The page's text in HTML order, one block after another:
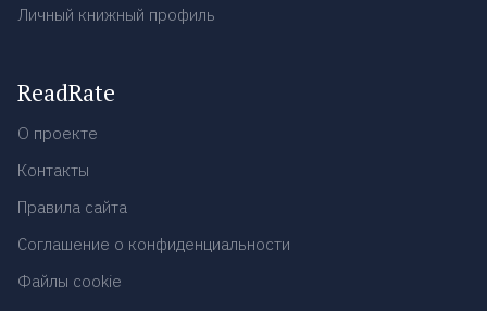
Личный книжный профиль
ReadRate
О проекте
Контакты
Правила сайта
Соглашение о конфиденциальности
Файлы cookie